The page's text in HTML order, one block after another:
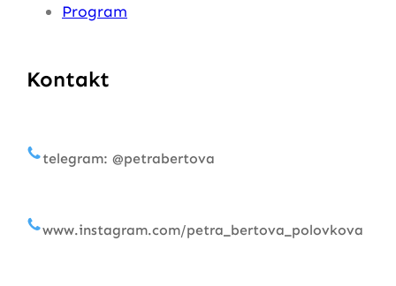
Program
Kontakt
telegram: @petrabertova
www.instagram.com/petra_bertova_polovkova